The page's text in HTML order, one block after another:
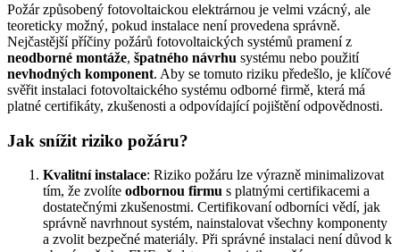
Požár způsobený fotovoltaickou elektrárnou je velmi vzácný, ale
teoreticky možný, pokud instalace není provedena správně.
Nejčastější příčiny požárů fotovoltaických systémů pramení z
neodborné montáže, špatného návrhu systému nebo použití
nevhodných komponent. Aby se tomuto riziku předešlo, je klíčové
svěřit instalaci fotovoltaického systému odborné firmě, která má
platné certifikáty, zkušenosti a odpovídající pojištění odpovědnosti.
Jak snížit riziko požáru?
Kvalitní instalace: Riziko požáru lze výrazně minimalizovat
tím, že zvolíte odbornou firmu s platnými certifikacemi a
dostatečnými zkušenostmi. Certifikovaní odborníci vědí, jak
správně navrhnout systém, nainstalovat všechny komponenty
a zvolit bezpečné materiály. Při správné instalaci není důvod k